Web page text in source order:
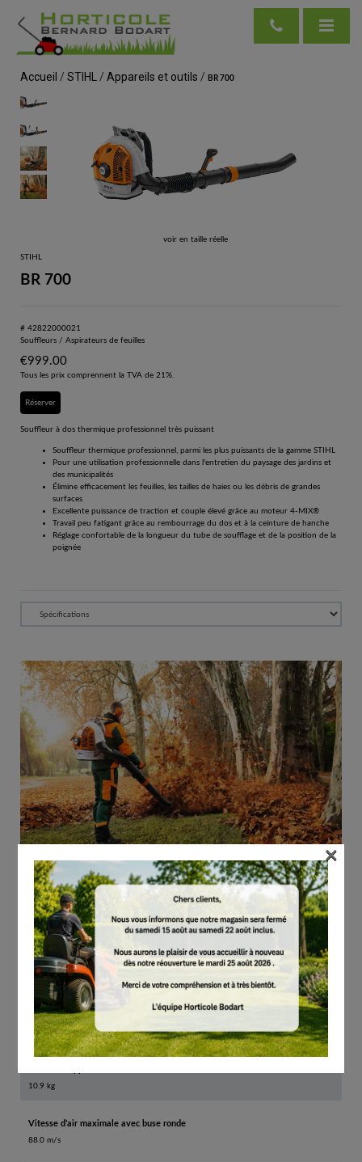
Accueil / STIHL/ Appareils et outils / BR 700
voir en taille réelle
STIHL
BR 700
# 42822000021
Souffleurs / Aspirateurs de feuilles
€999.00
Tous les prix comprennent la TVA de 21%.
Réserver
Souffleur à dos thermique professionnel très puissant
Souffleur thermique professionnel, parmi les plus puissants de la gamme STIHL
Pour une utilisation professionnelle dans l'entretien du paysage des jardins et
des municipalités
Élimine efficacement les feuilles, les tailles de haies ou les débris de grandes
surfaces
Excellente puissance de traction et couple élevé grâce au moteur 4-MIX®
Travail peu fatigant grâce au rembourrage du dos et à la ceinture de hanche
Réglage confortable de la longueur du tube de soufflage et de la position de la
poignée
Cylindrée
64.8 cm³
CO2
800 g/kWh
Puissance de soufflage avec embout rond
35.0 N
10.9 kg
Vitesse d’air maximale avec buse ronde
88.0 m/s
×